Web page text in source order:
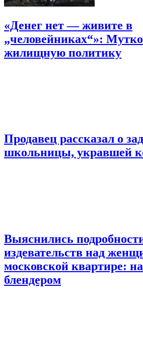
«Денег нет — живите в
„человейниках“»:
жилищную политику
Продавец рассказал о
школьницы, укравшей
Выяснились
издевательств над
московской квартире:
блендером